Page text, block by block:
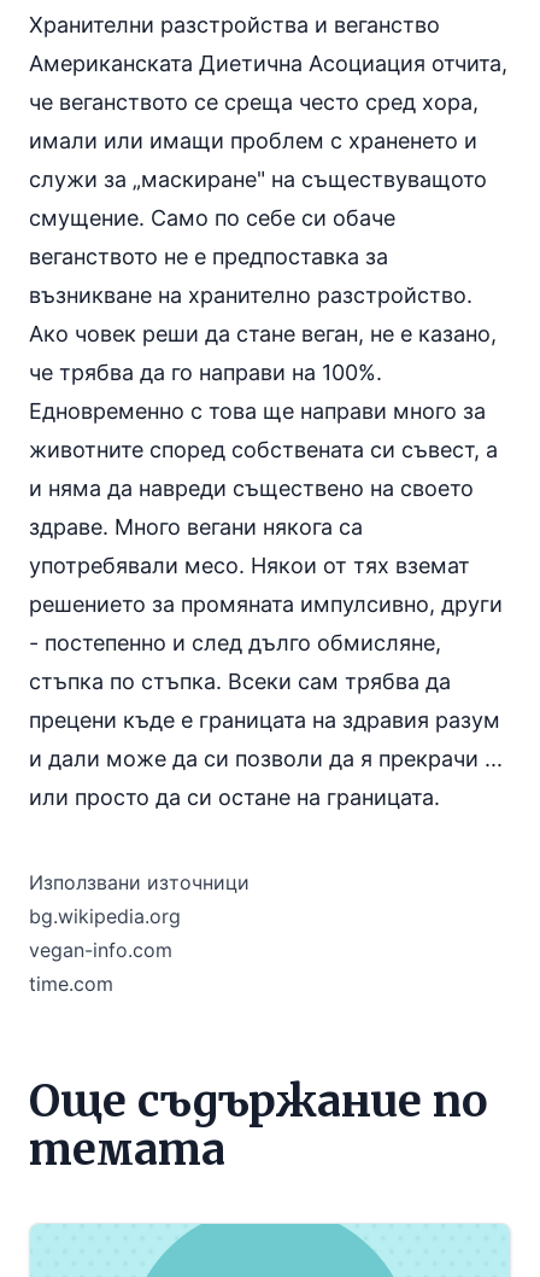
Хранителни разстройства и веганство
Американската Диетична Асоциация отчита,
че веганството се среща често сред хора,
имали или имащи проблем с храненето и
служи за „маскиране" на съществуващото
смущение. Само по себе си обаче
веганството не е предпоставка за
възникване на хранително разстройство.
Ако човек реши да стане веган, не е казано,
че трябва да го направи на 100%.
Едновременно с това ще направи много за
животните според собствената си съвест, а
и няма да навреди съществено на своето
здраве. Много вегани някога са
употребявали месо. Някои от тях вземат
решението за промяната импулсивно, други
- постепенно и след дълго обмисляне,
стъпка по стъпка. Всеки сам трябва да
прецени къде е границата на здравия разум
и дали може да си позволи да я прекрачи ...
или просто да си остане на границата.
Използвани източници
bg.wikipedia.org
vegan-info.com
time.com
Още съдържание по
темата